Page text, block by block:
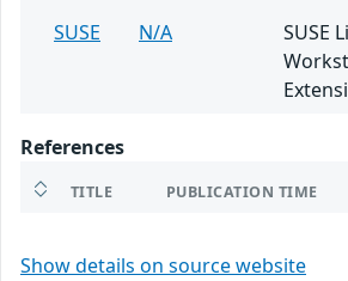
SUSE N/A
SUSE
References
TITLE PUBLICATION TIME
Show details on source website